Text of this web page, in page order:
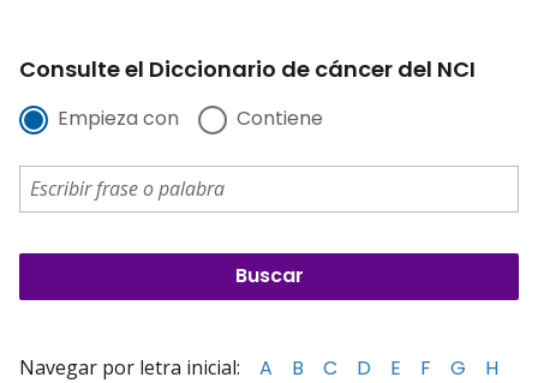
Consulte el Diccionario de cáncer del NCI
Empieza con Contiene
Navegar por letra inicial: A B C D E F G
H